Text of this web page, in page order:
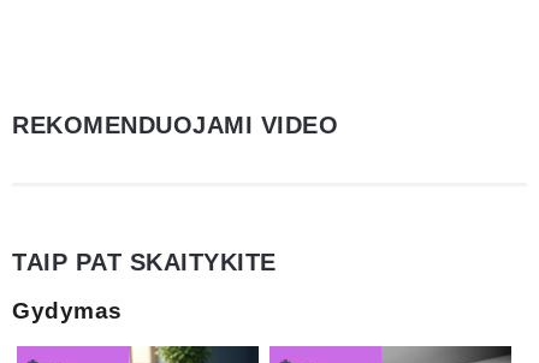
REKOMENDUOJAMI VIDEO
TAIP PAT SKAITYKITE
Gydymas